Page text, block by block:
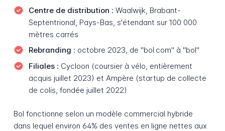
Centre de distribution : Waalwijk, Brabant-
Septentrional, Pays-Bas, s'étendant sur 100 000
mètres carrés
Rebranding : octobre 2023, de "bol.com" à "bol"
Filiales : Cycloon (coursier à vélo, entièrement
acquis juillet 2023) et Ampère (startup de collecte
de colis, fondée juillet 2022)
Bol fonctionne selon un modèle commercial hybride
dans lequel environ 64% des ventes en ligne nettes aux